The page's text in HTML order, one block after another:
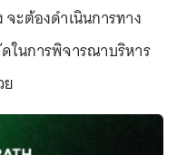
จะต้องดำเนินการทาง
ในการพิจารณาบริหาร